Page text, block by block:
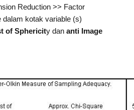
Reduction >> Factor
kotak variable (s)
of Sphericity dan anti Image